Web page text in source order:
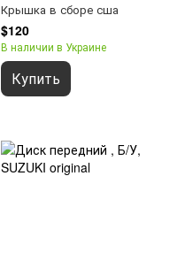
Крышка в сборе сша
$120
В наличии в Украине
Купить